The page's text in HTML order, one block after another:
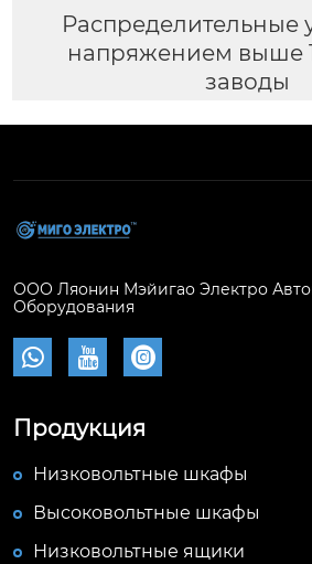
Распределительные
напряжением выше
заводы
ООО Ляонин Мэйигао Электро
Оборудования
  
Продукция
Низковольтные шкафы
Высоковольтные шкафы
Низковольтные ящики